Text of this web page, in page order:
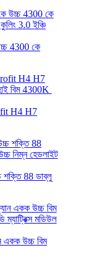
4300 কে
H4 H7
শক্তি 88 ডাব্লু
একক উচ্চ বিম